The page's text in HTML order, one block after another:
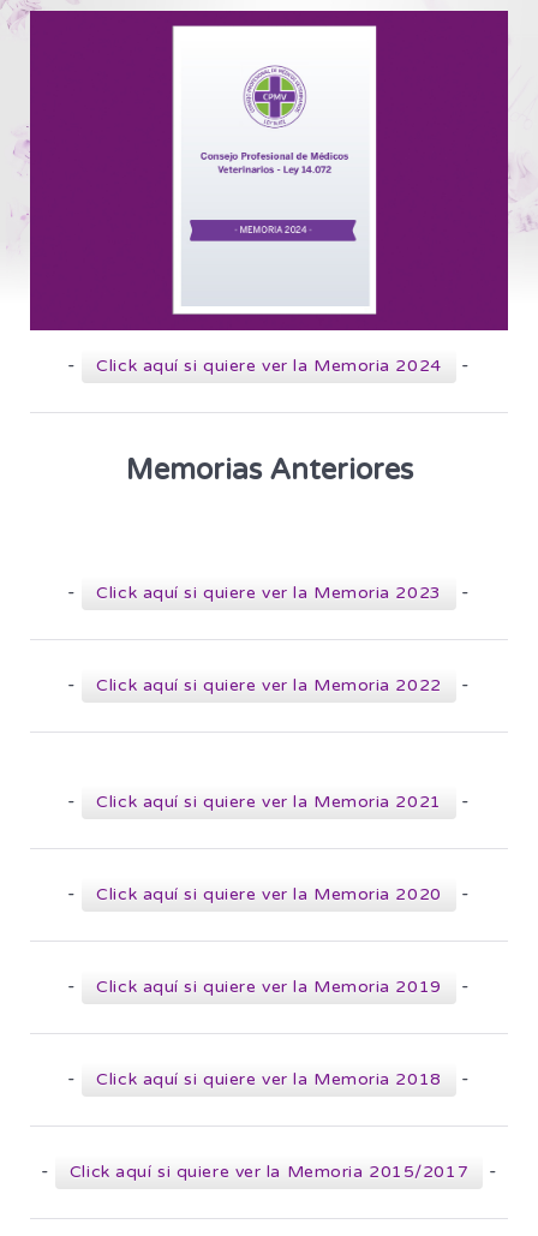
- Click aquí si quiere ver la Memoria 2024 -
Memorias Anteriores
- Click aquí si quiere ver la Memoria 2023 -
- Click aquí si quiere ver la Memoria 2022 -
- Click aquí si quiere ver la Memoria 2021 -
- Click aquí si quiere ver la Memoria 2020 -
- Click aquí si quiere ver la Memoria 2019 -
- Click aquí si quiere ver la Memoria 2018 -
- Click aquí si quiere ver la Memoria 2015/2017 -